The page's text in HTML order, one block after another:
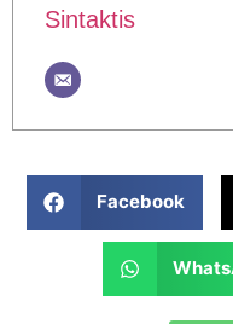
Sintaktis
Facebook